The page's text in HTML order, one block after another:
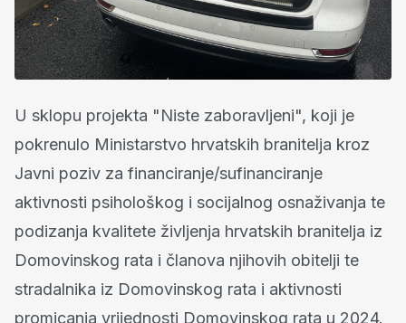
U sklopu projekta "Niste zaboravljeni", koji je
pokrenulo Ministarstvo hrvatskih branitelja kroz
Javni poziv za financiranje/sufinanciranje
aktivnosti psihološkog i socijalnog osnaživanja te
podizanja kvalitete življenja hrvatskih branitelja iz
Domovinskog rata i članova njihovih obitelji te
stradalnika iz Domovinskog rata i aktivnosti
promicanja vrijednosti Domovinskog rata u 2024.